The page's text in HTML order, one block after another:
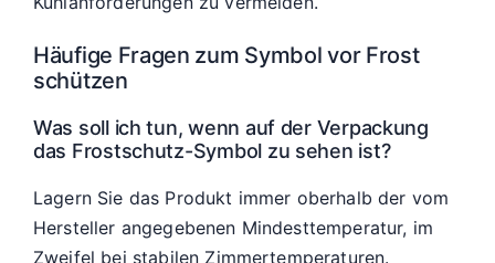
Häufige Fragen zum Symbol vor Frost
schützen
Was soll ich tun, wenn auf der Verpackung
das Frostschutz-Symbol zu sehen ist?
Lagern Sie das Produkt immer oberhalb der vom
Hersteller angegebenen Mindesttemperatur, im
Zweifel bei stabilen Zimmertemperaturen.